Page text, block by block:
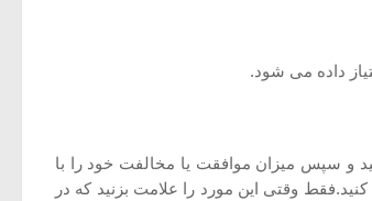
داده می شود.
و سپس میزان موافقت یا مخالفت خود را با
وقتی این مورد را علامت بزنید که در